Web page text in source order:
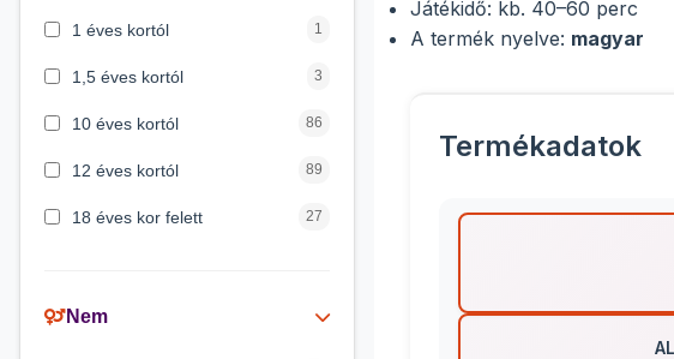
1 éves kortól 1
1,5 éves kortól 3
10 éves kortól 86
12 éves kortól 89
18 éves kor felett 27
3 éves kortól 200
Nem
Játékidő: kb. 40–60 perc
A termék nyelve: magyar
Termékadatok